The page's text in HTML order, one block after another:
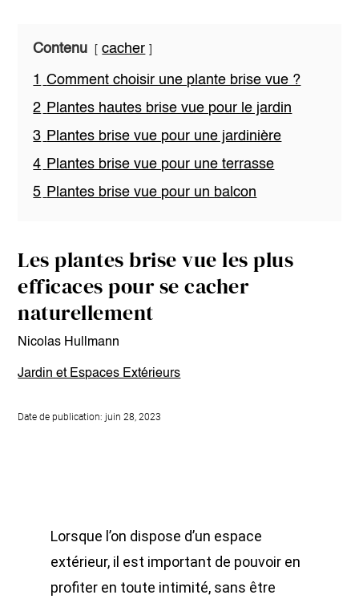
Contenu cacher
1
Comment choisir une plante brise vue ?
2 Plantes hautes brise vue pour le jardin
3 Plantes brise vue pour une jardinière
4 Plantes brise vue pour une terrasse
5 Plantes brise vue pour un balcon
Les plantes brise vue les plus
efficaces pour se cacher
naturellement
Nicolas Hullmann
Jardin et Espaces Extérieurs
Date de publication: juin 28, 2023
Lorsque l’on dispose d’un espace
extérieur, il est important de pouvoir en
profiter en toute intimité, sans être